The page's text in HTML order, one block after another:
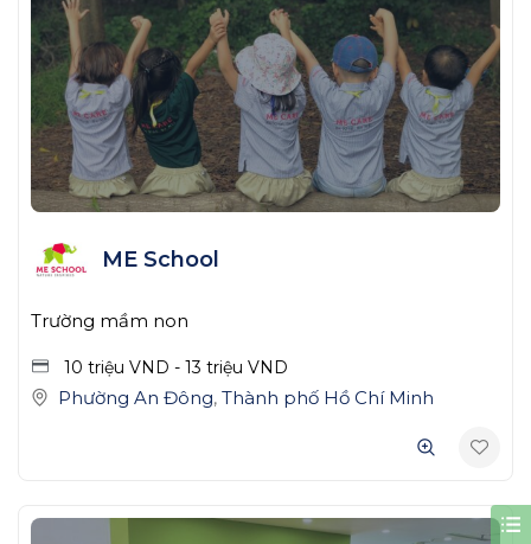
ME School
Trường mầm non
10 triệu VND - 13 triệu VND
Phường An Đông, Thành phố Hồ Chí Minh